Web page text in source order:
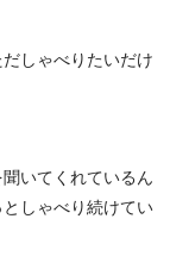
しゃべりたいだけ
いてくれているん
しゃべり続けてい